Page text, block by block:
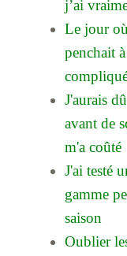
j’ai
Le jour
penchait
J'aurais
avant de
m'a coûté
J'ai testé
gamme
saison
Oublier